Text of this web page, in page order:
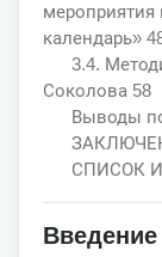
календарь»
3.4.
Соколова 58
Выводы
СПИСОК
Введение